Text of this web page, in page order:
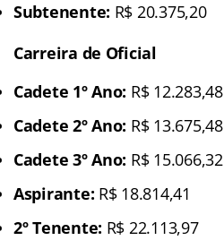
Subtenente: R$ 20.375,20
Carreira de Oficial
Cadete 1º Ano: R$ 12.283,48
Cadete 2º Ano: R$ 13.675,48
Cadete 3º Ano: R$ 15.066,32
Aspirante: R$ 18.814,41
2º Tenente: R$ 22.113,97